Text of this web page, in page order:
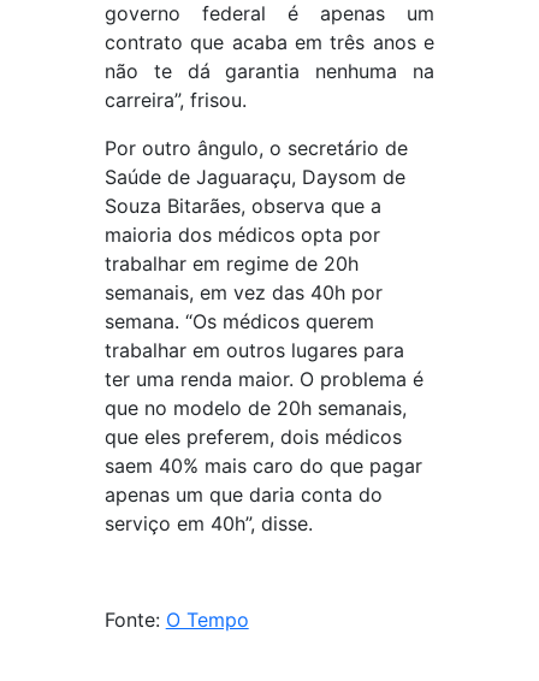
governo federal é apenas um
contrato que acaba em três anos e
não te dá garantia nenhuma na
carreira”, frisou.
Por outro ângulo, o secretário de
Saúde de Jaguaraçu, Daysom de
Souza Bitarães, observa que a
maioria dos médicos opta por
trabalhar em regime de 20h
semanais, em vez das 40h por
semana. “Os médicos querem
trabalhar em outros lugares para
ter uma renda maior. O problema é
que no modelo de 20h semanais,
que eles preferem, dois médicos
saem 40% mais caro do que pagar
apenas um que daria conta do
serviço em 40h”, disse.
Fonte: O Tempo